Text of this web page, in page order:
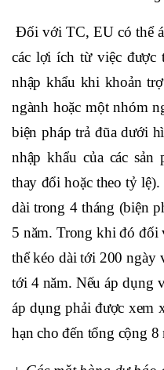
Đối với TC, EU có thể
các lợi ích từ việc được
nhập khẩu khi khoản
ngành hoặc một nhóm
biện pháp trả đũa dưới
nhập khẩu của các
thay đổi hoặc theo tỷ
dài trong 4 tháng (biện
5 năm. Trong khi đó đối
thể kéo dài tới 200 ngày
tới 4 năm. Nếu áp dụng
áp dụng phải được xem
hạn cho đến tổng cộng 8